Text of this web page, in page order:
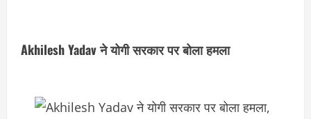
Akhilesh Yadav ने योगी सरकार पर बोला हमला